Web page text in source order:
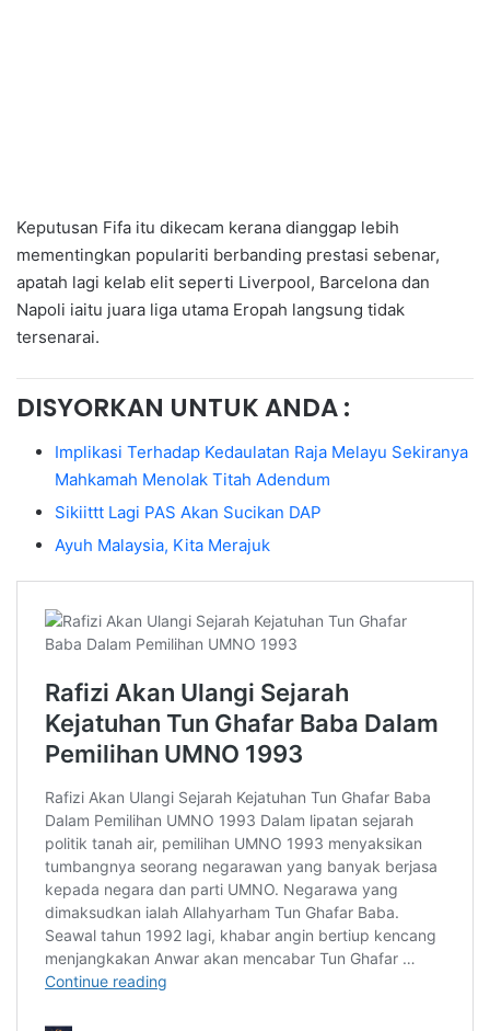
Keputusan Fifa itu dikecam kerana dianggap lebih
mementingkan populariti berbanding prestasi sebenar,
apatah lagi kelab elit seperti Liverpool, Barcelona dan
Napoli iaitu juara liga utama Eropah langsung tidak
tersenarai.
DISYORKAN UNTUK ANDA :
Implikasi Terhadap Kedaulatan Raja Melayu Sekiranya
Mahkamah Menolak Titah Adendum
Sikiittt Lagi PAS Akan Sucikan DAP
Ayuh Malaysia, Kita Merajuk